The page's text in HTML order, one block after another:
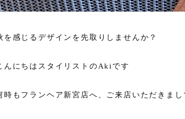
を感じるデザインを先取りしませんか？
んにちはスタイリストのAkiです
時もフランヘア新宮店へ、ご来店いただきまし